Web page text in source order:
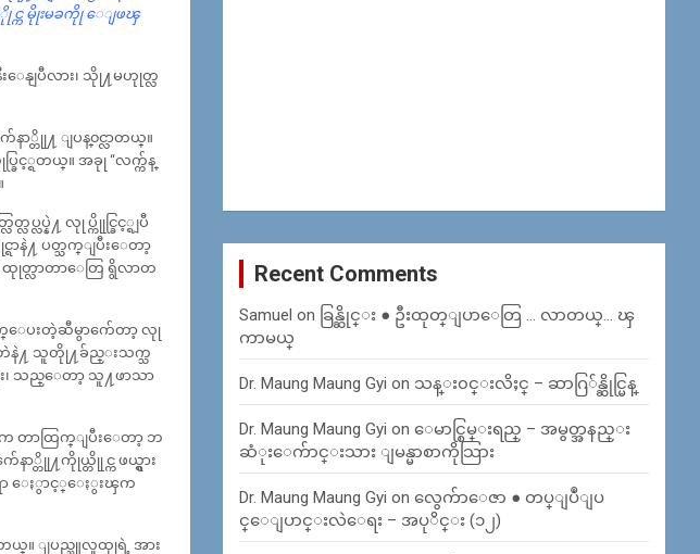
က မိုုးမခကိုု ေျဖၾ
ေနျပီလား၊ သိုု႔မဟုုတ္လ
ာ္တိုု႔ ျပန္၀င္လာတယ္။
ြင့္ရတယ္။ အခုု “လက္က်န္
ပ္နဲ႔ လုုပ္ကိုုင္ခြင့္ရျပီ
ာနဲ႔ ပတ္သက္ျပီးေတာ့
ထုုတ္လာတာေတြ ရွိလာတ
ခ်က္ေပးတဲ့ဆီမွာက်ေတာ့ လုု
ရဘဲနဲ႔ သူတိုု႔ခ်ည္းသက္သ
း၊ သည္ေတာ့ သူ႔ဖာသာ
တာထြက္ျပီးေတာ့ ဘ
ာ္တိုု႔ကိုုယ္တိုုင္က ဖယ္ရွား
ရာ ေႏွာင့္ေႏွးၾက
ရတယ္။ ျပည္သူလူထုုရဲ့ အား
Recent Comments
Samuel on ခြန္ဆိုင္း ● ဦးထုတ္ျပာေတြ … လာတယ္… ၾ
ကာမယ္
Dr. Maung Maung Gyi on သန္း၀င္းလိႈင္ – ဆာဂြ်န္ဆိုင္မြန္
Dr. Maung Maung Gyi onေမာင္စြမ္းရည္ – အမွတ္အနည္း
ဆံုးေက်ာင္းသား ျမန္မာစာကိုသြား
Dr. Maung Maung Gyi onလွေက်ာေဇာ ● တပ္ျပဳျပ
င္ေျပာင္းလဲေရး – အပုိင္း (၁၂)